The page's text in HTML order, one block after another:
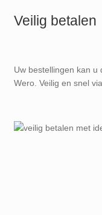
Veilig betalen
Uw bestellingen kan u
Wero. Veilig en snel